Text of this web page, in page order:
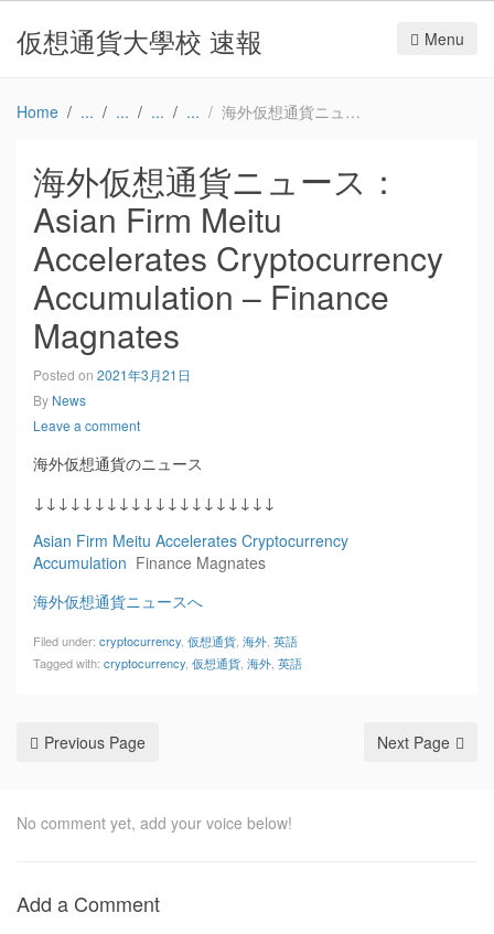
仮想通貨大學校 速報 Menu
Home 海外仮想通貨ニュース：Asian Firm Meitu Accelerates Cryptocurrency Accumulation – Finance Magnates
海外仮想通貨ニュース：
Asian Firm Meitu
Accelerates Cryptocurrency
Accumulation – Finance
Magnates
Posted on 2021年3月21日
By News
Leave a comment
海外仮想通貨のニュース
↓↓↓↓↓↓↓↓↓↓↓↓↓↓↓↓↓↓↓↓
Asian Firm Meitu Accelerates Cryptocurrency
Accumulation Finance Magnates
海外仮想通貨ニュースへ
Filed under: cryptocurrency 仮想通貨 海外 英語
Tagged with: cryptocurrency 仮想通貨 海外 英語
Previous Page Next Page
No comment yet, add your voice below!
Add a Comment